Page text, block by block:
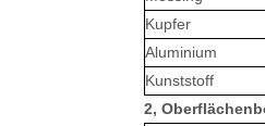
Kupfer
Aluminium
Kunststoff
2,